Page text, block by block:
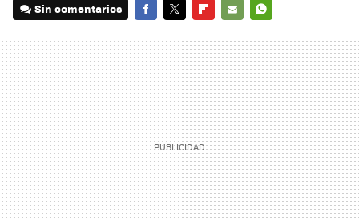
Sin comentarios
MAIL